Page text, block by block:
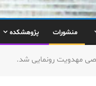
منشورات پژوهشکده
مهدویت رونمایی شد.